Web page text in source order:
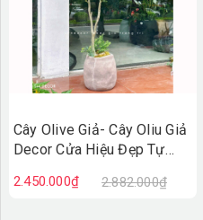
Cây Olive Giả- Cây Oliu Giả
Decor Cửa Hiệu Đẹp Tự
2.450.000₫ 2.882.000₫